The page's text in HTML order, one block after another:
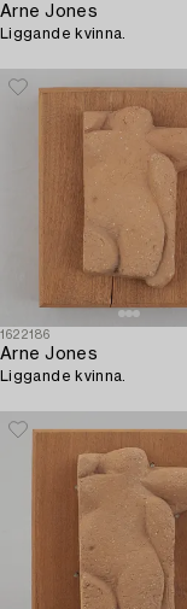
Arne Jones
Liggande kvinna.
1622186
Arne Jones
Liggande kvinna.